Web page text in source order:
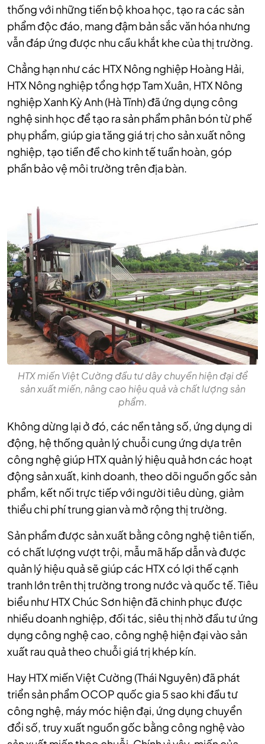
thống với những tiến bộ khoa học, tạo ra các sản
phẩm độc đáo, mang đậm bản sắc văn hóa nhưng
vẫn đáp ứng được nhu cầu khắt khe của thị trường.
Chẳng hạn như các HTX Nông nghiệp Hoàng Hải,
HTX Nông nghiệp tổng hợp Tam Xuân, HTX Nông
nghiệp Xanh Kỳ Anh (Hà Tĩnh) đã ứng dụng công
nghệ sinh học để tạo ra sản phẩm phân bón từ phế
phụ phẩm, giúp gia tăng giá trị cho sản xuất nông
nghiệp, tạo tiền đề cho kinh tế tuần hoàn, góp
phần bảo vệ môi trường trên địa bàn.
HTX miến Việt Cường đầu tư dây chuyền hiện đại để
sản xuất miến, nâng cao hiệu quả và chất lượng sản
phẩm.
Không dừng lại ở đó, các nền tảng số, ứng dụng di
động, hệ thống quản lý chuỗi cung ứng dựa trên
công nghệ giúp HTX quản lý hiệu quả hơn các hoạt
động sản xuất, kinh doanh, theo dõi nguồn gốc sản
phẩm, kết nối trực tiếp với người tiêu dùng, giảm
thiểu chi phí trung gian và mở rộng thị trường.
Sản phẩm được sản xuất bằng công nghệ tiên tiến,
có chất lượng vượt trội, mẫu mã hấp dẫn và được
quản lý hiệu quả sẽ giúp các HTX có lợi thế cạnh
tranh lớn trên thị trường trong nước và quốc tế. Tiêu
biểu như HTX Chúc Sơn hiện đã chinh phục được
nhiều doanh nghiệp, đối tác, siêu thị nhờ đầu tư ứng
dụng công nghệ cao, công nghệ hiện đại vào sản
xuất rau quả theo chuỗi giá trị khép kín.
Hay HTX miến Việt Cường (Thái Nguyên) đã phát
triển sản phẩm OCOP quốc gia 5 sao khi đầu tư
công nghệ, máy móc hiện đại, ứng dụng chuyển
đổi số, truy xuất nguồn gốc bằng công nghệ vào